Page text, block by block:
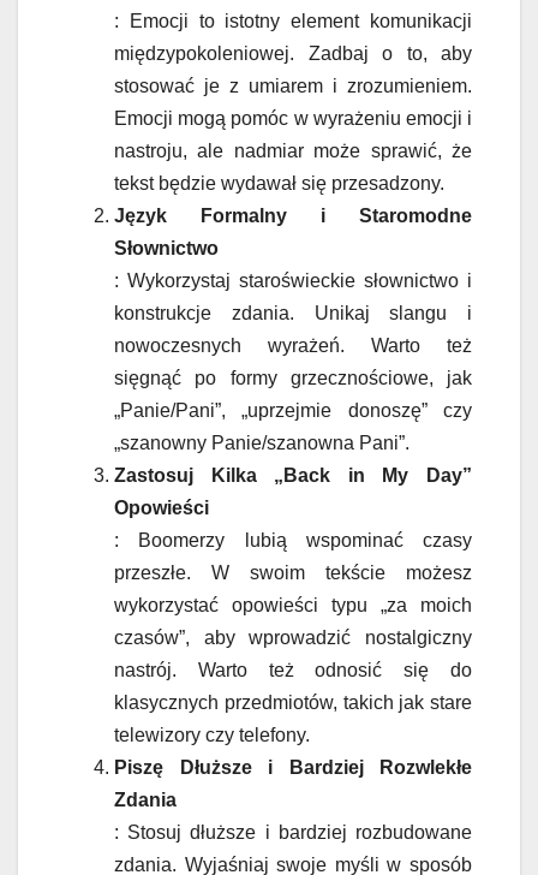
: Emocji to istotny element komunikacji
międzypokoleniowej. Zadbaj o to, aby
stosować je z umiarem i zrozumieniem.
Emocji mogą pomóc w wyrażeniu emocji i
nastroju, ale nadmiar może sprawić, że
tekst będzie wydawał się przesadzony.
Język Formalny i Staromodne
Słownictwo
: Wykorzystaj staroświeckie słownictwo i
konstrukcje zdania. Unikaj slangu i
nowoczesnych wyrażeń. Warto też
sięgnąć po formy grzecznościowe, jak
„Panie/Pani”, „uprzejmie donoszę” czy
„szanowny Panie/szanowna Pani”.
Zastosuj Kilka „Back in My Day”
Opowieści
: Boomerzy lubią wspominać czasy
przeszłe. W swoim tekście możesz
wykorzystać opowieści typu „za moich
czasów”, aby wprowadzić nostalgiczny
nastrój. Warto też odnosić się do
klasycznych przedmiotów, takich jak stare
telewizory czy telefony.
Piszę Dłuższe i Bardziej Rozwlekłe
Zdania
: Stosuj dłuższe i bardziej rozbudowane
zdania. Wyjaśniaj swoje myśli w sposób